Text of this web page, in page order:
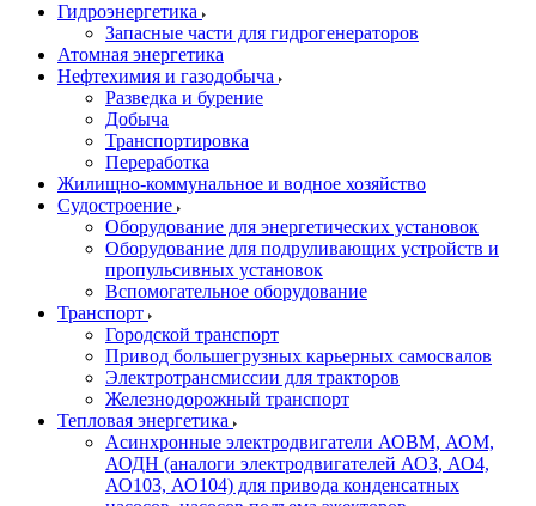
Гидроэнергетика
Запасные части для гидрогенераторов
Атомная энергетика
Нефтехимия и газодобыча
Разведка и бурение
Добыча
Транспортировка
Переработка
Жилищно-коммунальное и водное хозяйство
Судостроение
Оборудование для энергетических установок
Оборудование для подруливающих устройств и
пропульсивных установок
Вспомогательное оборудование
Транспорт
Городской транспорт
Привод большегрузных карьерных самосвалов
Электротрансмиссии для тракторов
Железнодорожный транспорт
Тепловая энергетика
Асинхронные электродвигатели АОВМ, АОМ,
АОДН (аналоги электродвигателей АО3, АО4,
АО103, АО104) для привода конденсатных